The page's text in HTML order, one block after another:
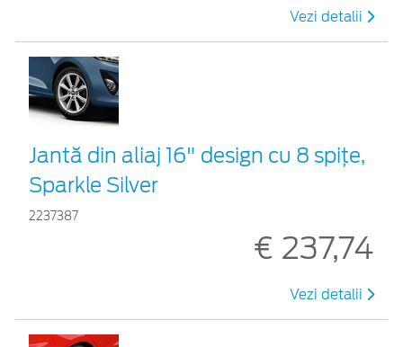
Vezi detalii
Jantă din aliaj 16" design cu 8 spițe,
Sparkle Silver
2237387
€ 237,74
Vezi detalii